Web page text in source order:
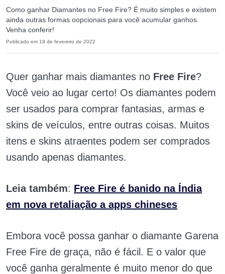
Como ganhar Diamantes no Free Fire? É muito simples e existem
ainda outras formas oopcionais para você acumular ganhos.
Venha conferir!
Publicado em 19 de fevereiro de 2022
Quer ganhar mais diamantes no Free Fire?
Você veio ao lugar certo! Os diamantes podem
ser usados ​​para comprar fantasias, armas e
skins de veículos, entre outras coisas. Muitos
itens e skins atraentes podem ser comprados
usando apenas diamantes.
Leia também: Free Fire é banido na Índia
em nova retaliação a apps chineses
Embora você possa ganhar o diamante Garena
Free Fire de graça, não é fácil. E o valor que
você ganha geralmente é muito menor do que